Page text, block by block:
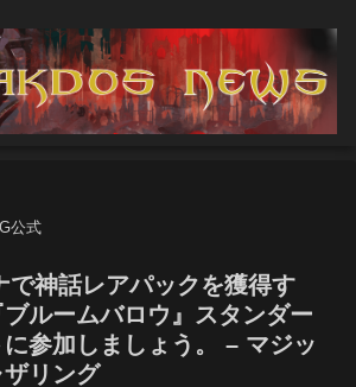
公式
で神話レアパックを獲得す
ルームバロウ』スタンダー
に参加しましょう。 – マジッ
リング